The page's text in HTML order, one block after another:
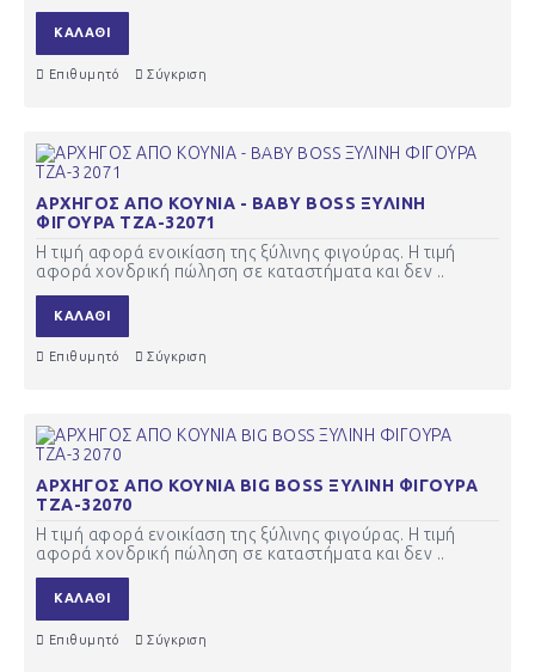
ΚΑΛΆΘΙ
Επιθυμητό Σύγκριση
ΑΡΧΗΓΟΣ ΑΠΟ ΚΟΥΝΙΑ - BABY BOSS ΞΥΛΙΝΗ
ΦΙΓΟΥΡΑ ΤΖΑ-32071
Η τιμή αφορά ενοικίαση της ξύλινης φιγούρας. Η τιμή
αφορά χονδρική πώληση σε καταστήματα και δεν ..
ΚΑΛΆΘΙ
Επιθυμητό Σύγκριση
ΑΡΧΗΓΟΣ ΑΠΟ ΚΟΥΝΙΑ BIG BOSS ΞΥΛΙΝΗ ΦΙΓΟΥΡΑ
ΤΖΑ-32070
Η τιμή αφορά ενοικίαση της ξύλινης φιγούρας. Η τιμή
αφορά χονδρική πώληση σε καταστήματα και δεν ..
ΚΑΛΆΘΙ
Επιθυμητό Σύγκριση